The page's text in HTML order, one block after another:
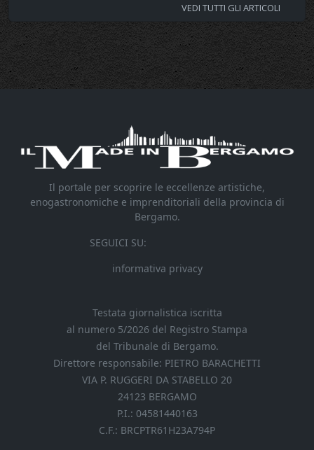
VEDI TUTTI GLI ARTICOLI
Il portale per scoprire le eccellenze artistiche,
enogastronomiche e imprenditoriali della provincia di
Bergamo.
SEGUICI SU:
informativa privacy
Testata giornalistica iscritta
al numero 5/2026 del Registro Stampa
del Tribunale di Bergamo.
Direttore responsabile: PIETRO BARACHETTI
VIA P. RUGGERI DA STABELLO 20
24123 BERGAMO
P.I.: 04581440163
C.F.: BRCPTR61H23A794P